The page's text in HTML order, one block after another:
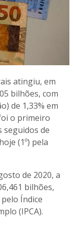
atingiu, em
bilhões, com
de 1,33% em
o primeiro
seguidos de
(1º) pela
de 2020, a
bilhões,
Índice
(IPCA).